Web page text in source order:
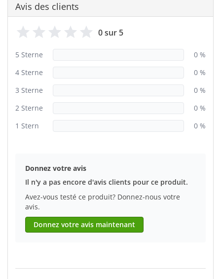
Avis des clients
0 sur 5
5 Sterne
0 %
4 Sterne
0 %
3 Sterne
0 %
2 Sterne
0 %
1 Stern
0 %
Donnez votre avis
Il n'y a pas encore d'avis clients pour ce produit.
Avez-vous testé ce produit? Donnez-nous votre
avis.
Donnez votre avis maintenant